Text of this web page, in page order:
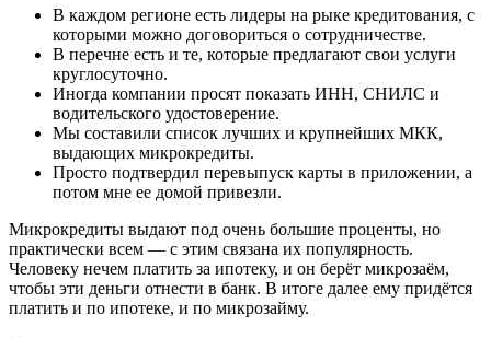
В каждом регионе есть лидеры на рыке кредитования, с
которыми можно договориться о сотрудничестве.
В перечне есть и те, которые предлагают свои услуги
круглосуточно.
Иногда компании просят показать ИНН, СНИЛС и
водительского удостоверение.
Мы составили список лучших и крупнейших МКК,
выдающих микрокредиты.
Просто подтвердил перевыпуск карты в приложении, а
потом мне ее домой привезли.
Микрокредиты выдают под очень большие проценты, но
практически всем — с этим связана их популярность.
Человеку нечем платить за ипотеку, и он берёт микрозаём,
чтобы эти деньги отнести в банк. В итоге далее ему придётся
платить и по ипотеке, и по микрозайму.